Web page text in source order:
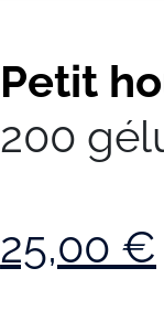
Petit
200
25,00 €